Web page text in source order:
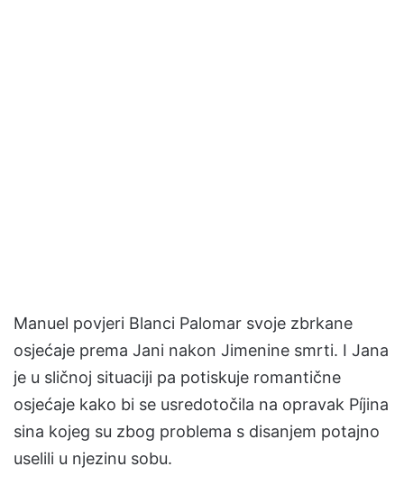
Manuel povjeri Blanci Palomar svoje zbrkane
osjećaje prema Jani nakon Jimenine smrti. I Jana
je u sličnoj situaciji pa potiskuje romantične
osjećaje kako bi se usredotočila na opravak Píjina
sina kojeg su zbog problema s disanjem potajno
uselili u njezinu sobu.